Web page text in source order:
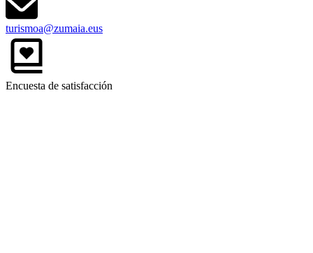
turismoa@zumaia.eus
Encuesta de satisfacción